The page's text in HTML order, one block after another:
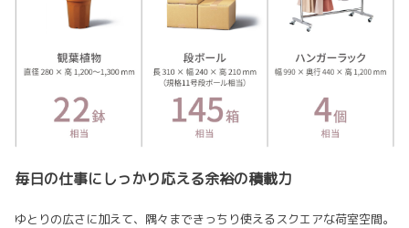
毎日の仕事にしっかり応える余裕の積載力
ゆとりの広さに加えて、隅々まできっちり使えるスクエアな荷室空間。